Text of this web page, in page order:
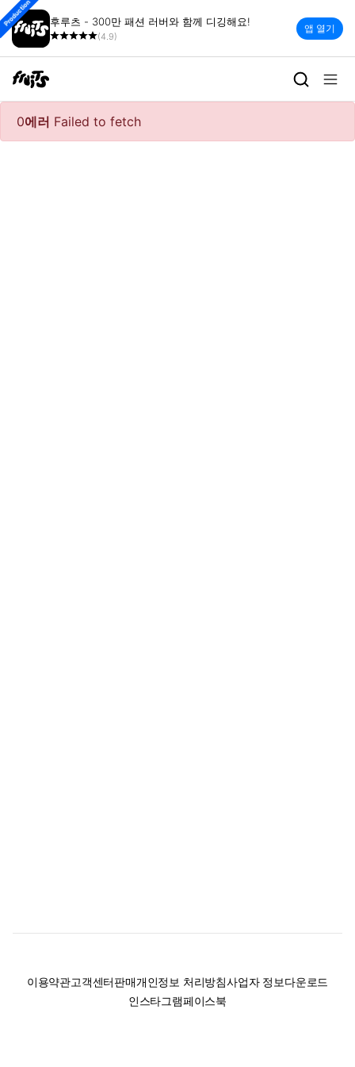
후루츠 - 300만 패션 러버와 함께 디깅해요!
(4.9)
앱 열기
0에러 Failed to fetch
이용약관고객센터판매개인정보 처리방침사업자 정보다운로드
인스타그램페이스북
Production